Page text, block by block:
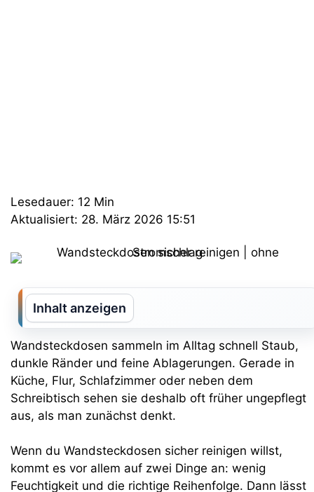
Lesedauer: 12 Min
Aktualisiert: 28. März 2026 15:51
Inhalt anzeigen
Wandsteckdosen sammeln im Alltag schnell Staub,
dunkle Ränder und feine Ablagerungen. Gerade in
Küche, Flur, Schlafzimmer oder neben dem
Schreibtisch sehen sie deshalb oft früher ungepflegt
aus, als man zunächst denkt.
Wenn du Wandsteckdosen sicher reinigen willst,
kommt es vor allem auf zwei Dinge an: wenig
Feuchtigkeit und die richtige Reihenfolge. Dann lässt